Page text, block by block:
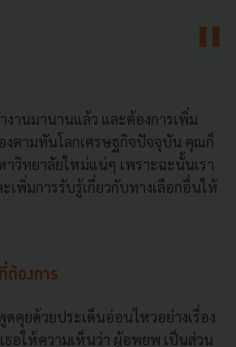
านมานานแล้ว และต้องการเพิ่ม
งตามทันโลกเศรษฐกิจปัจจุบัน คุณก็
าวิทยาลัยใหม่แน่ๆ เพราะฉะนั้นเรา
เพิ่มการรับรู้เกี่ยวกับทางเลือกอื่นให้
ต้องการ
คุยด้วยประเด็นอ่อนไหวอย่างเรื่อง
ธอให้ความเห็นว่า ผู้อพยพ เป็นส่วน